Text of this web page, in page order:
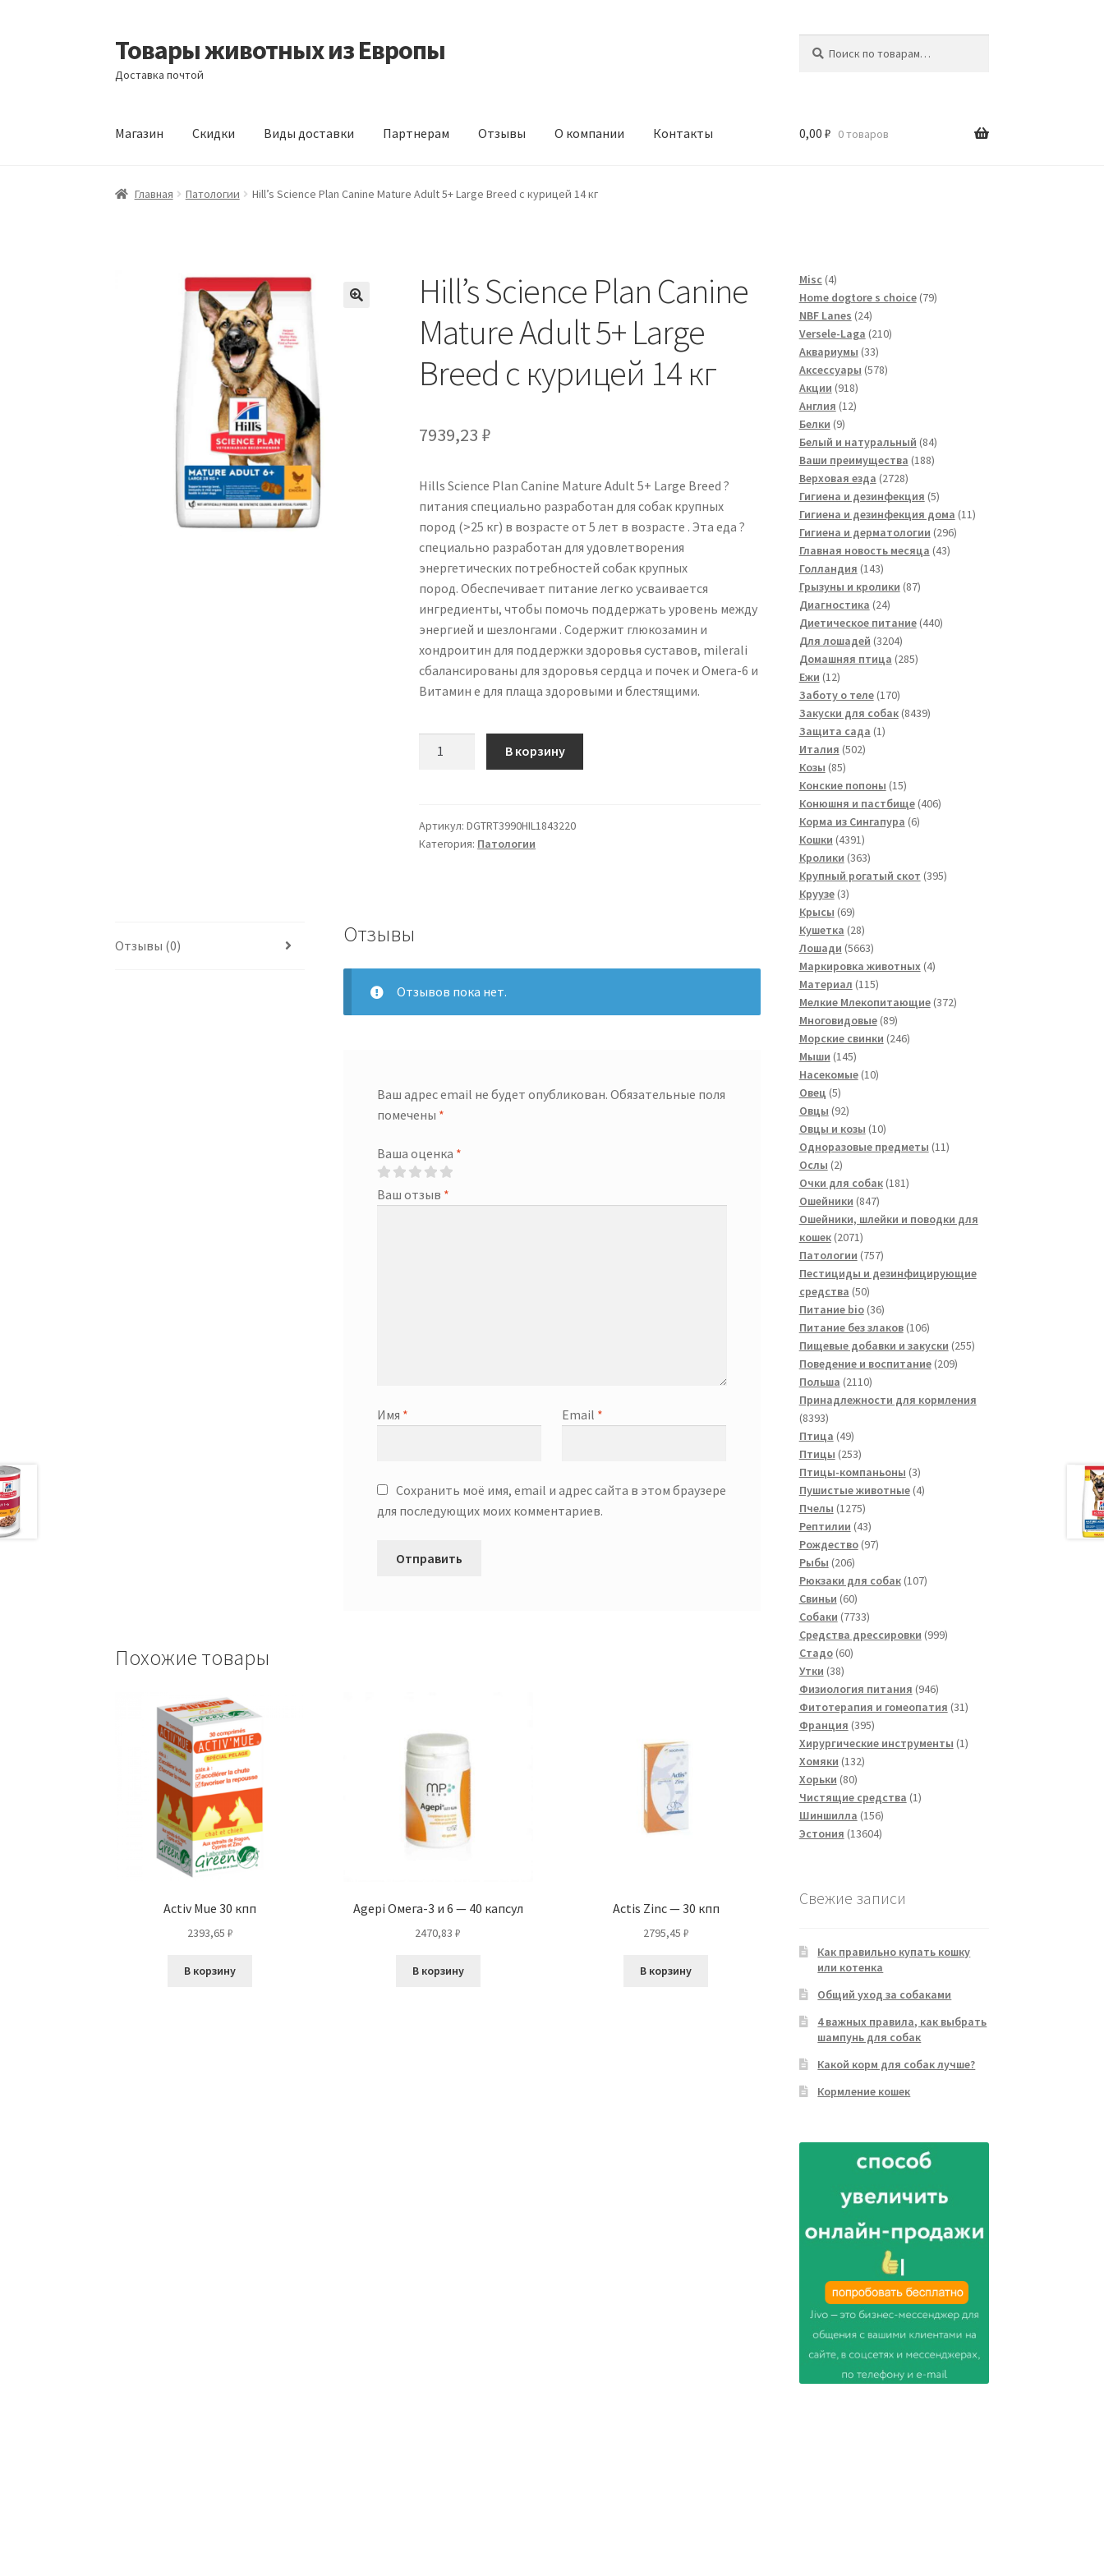
Перейти
к
навигации
Перейти
к
содержимому
Товары животных из Европы
Доставка почтой
Магазин Скидки Виды доставки Партнерам Отзывы О компании Контакты
Главная Виды доставки Заказать доставку корма из Германии Контакты Корзина
0,00 ₽ 0 товаров
Главная Патологии Hill’s Science Plan Canine Mature Adult 5+ Large Breed с курицей 14 кг
Hill’s Science Plan Canine
Mature Adult 5+ Large
Breed с курицей 14 кг
7939,23₽
Hills Science Plan Canine Mature Adult 5+ Large Breed ?
питания специально разработан для собак крупных
пород (>25 кг) в возрасте от 5 лет в возрасте . Эта еда ?
специально разработан для удовлетворения
энергетических потребностей собак крупных
пород. Обеспечивает питание легко усваивается
ингредиенты, чтобы помочь поддержать уровень между
энергией и шезлонгами . Содержит глюкозамин и
хондроитин для поддержки здоровья суставов, milerali
сбалансированы для здоровья сердца и почек и Омега-6 и
Витамин е для плаща здоровыми и блестящими.
Plan
Canine
с
курицей
В корзину
Артикул:DGTRT3990HIL1843220
Категория: Патологии
Отзывы (0) Отзывы
Отзывов пока нет.
Ваш адрес email не будет опубликован. Обязательные поля
помечены *
Ваша оценка *
Ваш отзыв *
Имя * Email *
Сохранить моё имя, email и адрес сайта в этом браузере
для последующих моих комментариев.
Похожие товары
Activ Mue 30 кпп
2393,65 ₽
В корзину
Agepi Омега-3 и 6 — 40 капсул
2470,83₽
В корзину
Actis Zinc — 30 кпп
2795,45 ₽
В корзину
Misc 44
товара
Home dogtore s choice 7979
NBF Lanes 2424
товара
Versele-Laga 210210
Аквариумы 3333
товара
Аксессуары 578578
Акции 918918
товаров
Англия 1212
Белки 99
товаров
Белый и натуральный 8484
товара
Ваши преимущества 188188
Верховая езда 27282728
товаров
Гигиена и дезинфекция 55
товаров
Гигиена и дезинфекция дома 1111
Гигиена и дерматологии 296296
Главная новость месяца 4343
Голландия 143143
товара
Грызуны и кролики 8787
Диагностика 2424
товара
Диетическое питание 440440
Для лошадей 32043204
товара
Домашняя птица 285285
Ежи 1212
товаров
Заботу о теле 170170
товаров
Закуски для собак 84398439
Защита сада 11
Италия 502502
Козы 8585
товаров
Конские попоны 1515
товаров
Конюшня и пастбище 406406
Корма из Сингапура 66
Кошки 43914391
товар
Кролики 363363
товара
Крупный рогатый скот 395395
Круузе 33
товара
Крысы 6969
товаров
Кушетка 2828
товаров
Лошади 56635663
товара
Маркировка животных 44
Материал 115115
товаров
Мелкие Млекопитающие 372372
Многовидовые 8989
товаров
Морские свинки 246246
Мыши 145145
товаров
Насекомые 1010
Овец 55
товаров
Овцы 9292
товара
Овцы и козы 1010
товаров
Одноразовые предметы 1111
Ослы 22
товара
Очки для собак 181181
Ошейники 847847
товаров
Ошейники, шлейки и поводки для
кошек 20712071
товар
Патологии 757757
товаров
Пестициды и дезинфицирующие
средства 5050
товаров
Питание bio 3636
товаров
Питание без злаков 106106
товаров
Пищевые добавки и закуски 255255
Поведение и воспитание 209209
Польша 21102110
товаров
Принадлежности для кормления
83938393
товара
Птица 4949
товаров
Птицы 253253
товара
Птицы-компаньоны 33
товара
Пушистые животные 44
Пчелы 12751275
товаров
Рептилии 4343
товара
Рождество 9797
Рыбы 206206
товаров
Рюкзаки для собак 107107
Свиньи 6060
товаров
Собаки 77337733
товара
Средства дрессировки 999999
Стадо 6060
Утки 3838
товаров
Физиология питания 946946
товаров
Фитотерапия и гомеопатия 3131
Франция 395395
товаров
Хирургические инструменты 11
Хомяки 132132
Хорьки 8080
товаров
Чистящие средства 11
Шиншилла 156156
товаров
Эстония 1360413604
Свежие записи
Как правильно купать кошку
или котенка
Общий уход за собаками
4 важных правила, как выбрать
шампунь для собак
Какой корм для собак лучше?
Кормление кошек